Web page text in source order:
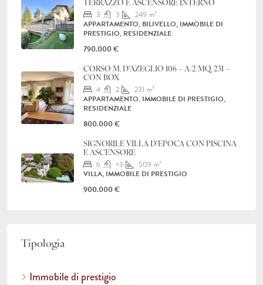
TERRAZZO E ASCENSORE INTERNO
3 3 249 m²
APPARTAMENTO, BILIVELLO, IMMOBILE DI
PRESTIGIO, RESIDENZIALE
790.000 €
CORSO M. D’AZEGLIO 106 – A/2 MQ. 231 –
CON BOX
4 2 231 m²
APPARTAMENTO, IMMOBILE DI PRESTIGIO,
RESIDENZIALE
800.000 €
SIGNORILE VILLA D’EPOCA CON PISCINA
E ASCENSORE
6 +3 509 m²
VILLA, IMMOBILE DI PRESTIGIO
900.000 €
Tipologia
Immobile di prestigio